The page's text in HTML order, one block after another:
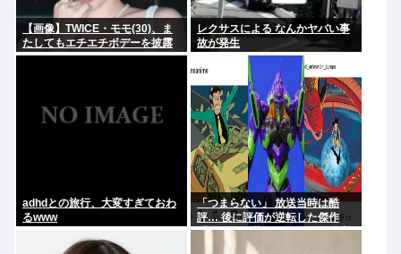
【画像】TWICE・モモ(30)、ま
たしてもエチエチボデーを披露
www
レクサスによる なんかヤバい事
故が発生
adhdとの旅行、大変すぎておわ
るwww
「つまらない」 放送当時は酷
評… 後に評価が逆転した傑作
『ルパン三世』 再放送で視聴率
30%超え 誰もが知る名作に